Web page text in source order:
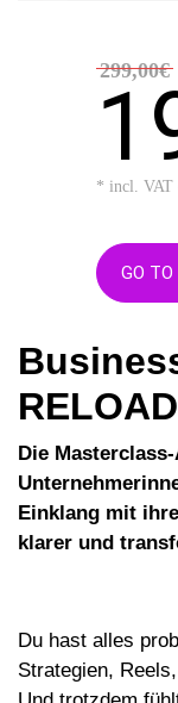
299,00€
* incl. VAT
GO TO
Die
Einklang mit
klarer und
Du hast alles
Strategien,